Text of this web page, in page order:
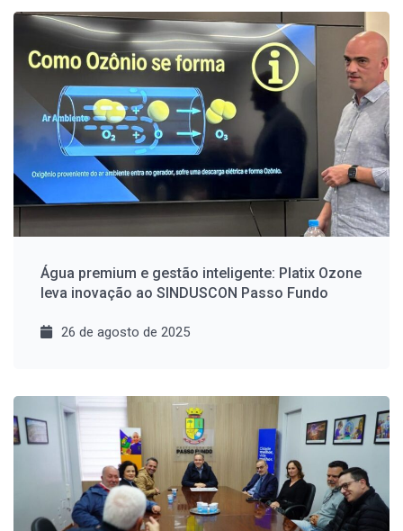
Água premium e gestão inteligente: Platix Ozone
leva inovação ao SINDUSCON Passo Fundo
26 de agosto de 2025